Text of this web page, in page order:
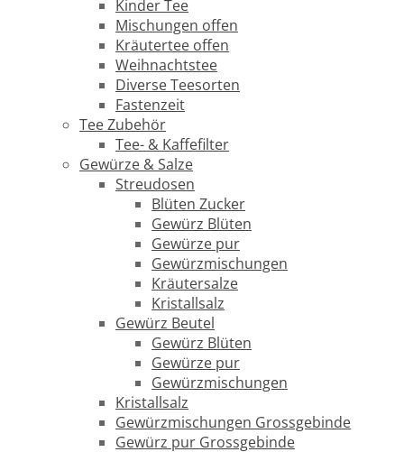
Kinder Tee
Mischungen offen
Kräutertee offen
Weihnachtstee
Diverse Teesorten
Fastenzeit
Tee Zubehör
Tee- & Kaffefilter
Gewürze & Salze
Streudosen
Blüten Zucker
Gewürz Blüten
Gewürze pur
Gewürzmischungen
Kräutersalze
Kristallsalz
Gewürz Beutel
Gewürz Blüten
Gewürze pur
Gewürzmischungen
Kristallsalz
Gewürzmischungen Grossgebinde
Gewürz pur Grossgebinde